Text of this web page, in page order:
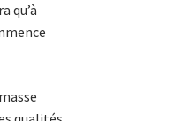
qu’à